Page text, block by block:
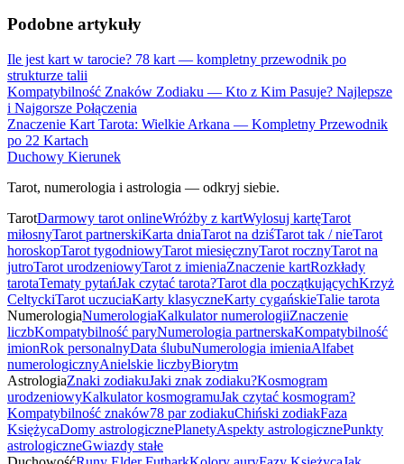
Podobne artykuły
Ile jest kart w tarocie? 78 kart — kompletny przewodnik po
strukturze talii
Kompatybilność Znaków Zodiaku — Kto z Kim Pasuje? Najlepsze
i Najgorsze Połączenia
Znaczenie Kart Tarota: Wielkie Arkana — Kompletny Przewodnik
po 22 Kartach
Duchowy Kierunek
Tarot, numerologia i astrologia — odkryj siebie.
TarotDarmowy tarot onlineWróżby z kartWylosuj kartęTarot
miłosnyTarot partnerskiKarta dniaTarot na dziśTarot tak / nieTarot
horoskopTarot tygodniowyTarot miesięcznyTarot rocznyTarot na
jutroTarot urodzeniowyTarot z imieniaZnaczenie kartRozkłady
tarotaTematy pytańJak czytać tarota?Tarot dla początkującychKrzyż
CeltyckiTarot uczuciaKarty klasyczneKarty cygańskieTalie tarota
NumerologiaNumerologiaKalkulator numerologiiZnaczenie
liczbKompatybilność paryNumerologia partnerskaKompatybilność
imionRok personalnyData ślubuNumerologia imieniaAlfabet
numerologicznyAnielskie liczbyBiorytm
AstrologiaZnaki zodiakuJaki znak zodiaku?Kosmogram
urodzeniowyKalkulator kosmogramuJak czytać kosmogram?
Kompatybilność znaków78 par zodiakuChiński zodiakFaza
KsiężycaDomy astrologicznePlanetyAspekty astrologicznePunkty
astrologiczneGwiazdy stałe